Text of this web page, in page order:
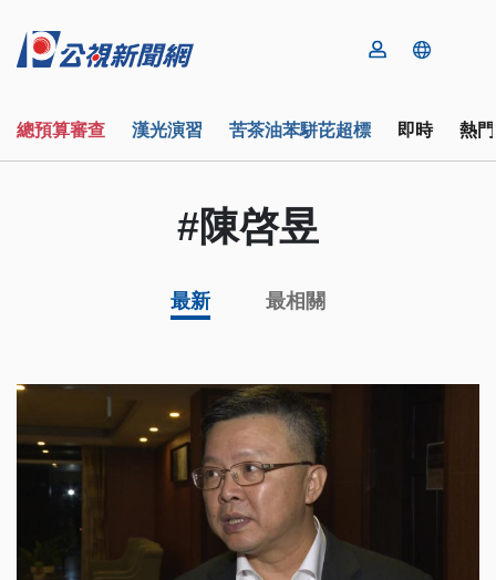
總預算審查 漢光演習 苦茶油苯駢芘超標 即時 熱
#陳啓昱
最新 最相關